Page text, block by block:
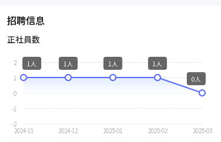
招聘信息
正社員数
-2
-1
0
1
2
2024-11 2024-12 2025-01 2025-02 2025-03
1人 1人 1人
1人
0人